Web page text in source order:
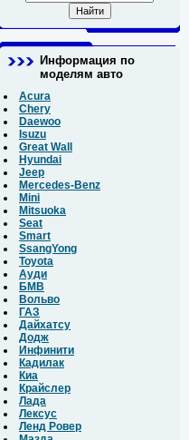
Информация по
моделям авто
Acura
Chery
Daewoo
Isuzu
Great Wall
Hyundai
Jeep
Mercedes-Benz
Mini
Mitsuoka
Seat
Smart
SsangYong
Toyota
Ауди
БМВ
Вольво
ГАЗ
Дайхатсу
Додж
Инфинити
Кадилак
Киа
Крайслер
Лада
Лексус
Ленд Ровер